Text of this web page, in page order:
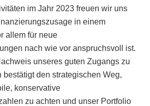
im Jahr 2023 freuen wir uns
in einem
allem für neue
nach wie vor anspruchsvoll ist.
unseres guten Zugangs zu
bestätigt den strategischen Weg,
konservative
zu achten und unser Portfolio